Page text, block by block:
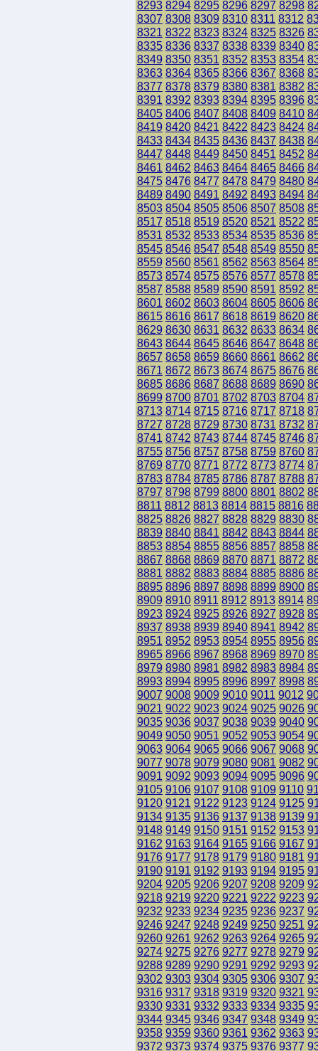
8293 8294 8295 8296 8297 8298
8307 8308 8309 8310 8311 8312
8321 8322 8323 8324 8325 8326
8335 8336 8337 8338 8339 8340
8349 8350 8351 8352 8353 8354
8363 8364 8365 8366 8367 8368
8377 8378 8379 8380 8381 8382
8391 8392 8393 8394 8395 8396
8405 8406 8407 8408 8409 8410
8419 8420 8421 8422 8423 8424
8433 8434 8435 8436 8437 8438
8447 8448 8449 8450 8451 8452
8461 8462 8463 8464 8465 8466
8475 8476 8477 8478 8479 8480
8489 8490 8491 8492 8493 8494
8503 8504 8505 8506 8507 8508
8517 8518 8519 8520 8521 8522
8531 8532 8533 8534 8535 8536
8545 8546 8547 8548 8549 8550
8559 8560 8561 8562 8563 8564
8573 8574 8575 8576 8577 8578
8587 8588 8589 8590 8591 8592
8601 8602 8603 8604 8605 8606
8615 8616 8617 8618 8619 8620
8629 8630 8631 8632 8633 8634
8643 8644 8645 8646 8647 8648
8657 8658 8659 8660 8661 8662
8671 8672 8673 8674 8675 8676
8685 8686 8687 8688 8689 8690
8699 8700 8701 8702 8703 8704
8713 8714 8715 8716 8717 8718
8727 8728 8729 8730 8731 8732
8741 8742 8743 8744 8745 8746
8755 8756 8757 8758 8759 8760
8769 8770 8771 8772 8773 8774
8783 8784 8785 8786 8787 8788
8797 8798 8799 8800 8801 8802
8811 8812 8813 8814 8815 8816
8825 8826 8827 8828 8829 8830
8839 8840 8841 8842 8843 8844
8853 8854 8855 8856 8857 8858
8867 8868 8869 8870 8871 8872
8881 8882 8883 8884 8885 8886
8895 8896 8897 8898 8899 8900
8909 8910 8911 8912 8913 8914
8923 8924 8925 8926 8927 8928
8937 8938 8939 8940 8941 8942
8951 8952 8953 8954 8955 8956
8965 8966 8967 8968 8969 8970
8979 8980 8981 8982 8983 8984
8993 8994 8995 8996 8997 8998
9007 9008 9009 9010 9011 9012
9021 9022 9023 9024 9025 9026
9035 9036 9037 9038 9039 9040
9049 9050 9051 9052 9053 9054
9063 9064 9065 9066 9067 9068
9077 9078 9079 9080 9081 9082
9091 9092 9093 9094 9095 9096
9105 9106 9107 9108 9109 9110
9120 9121 9122 9123 9124 9125
9134 9135 9136 9137 9138 9139
9148 9149 9150 9151 9152 9153
9162 9163 9164 9165 9166 9167
9176 9177 9178 9179 9180 9181
9190 9191 9192 9193 9194 9195
9204 9205 9206 9207 9208 9209
9218 9219 9220 9221 9222 9223
9232 9233 9234 9235 9236 9237
9246 9247 9248 9249 9250 9251
9260 9261 9262 9263 9264 9265
9274 9275 9276 9277 9278 9279
9288 9289 9290 9291 9292 9293
9302 9303 9304 9305 9306 9307
9316 9317 9318 9319 9320 9321
9330 9331 9332 9333 9334 9335
9344 9345 9346 9347 9348 9349
9358 9359 9360 9361 9362 9363
9372 9373 9374 9375 9376 9377